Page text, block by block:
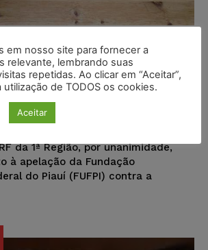
de carga horária
de ensino não
de colar grau em
da 1ª Região, por unanimidade,
à apelação da Fundação
do Piauí (FUFPI) contra a
em nosso site para fornecer a
relevante, lembrando suas
repetidas. Ao clicar em “Aceitar”,
de TODOS os cookies.
Aceitar